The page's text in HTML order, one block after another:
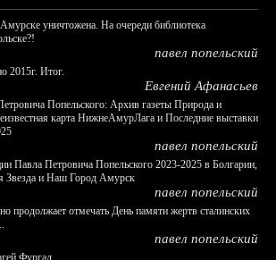
уничтожена. На очереди библиотека
павел попельский
2015г. Итог.
Евгений Афанасьев
Попельского: Архив газеты Природа и
карта НижнеАмурЛага и Последние выставки
павел попельский
Павла Петровича Попельского 2023-2025 в Болгарии,
Звезда и Наш Город Амурск
павел попельский
продолжает отмечать День памяти жертв сталинских
павел попельский
Фургал